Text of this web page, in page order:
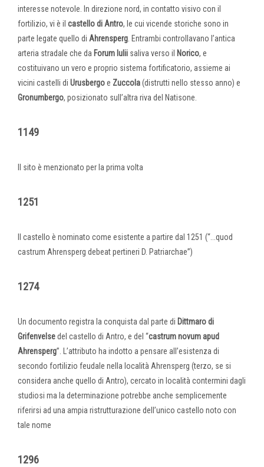
interesse notevole. In direzione nord, in contatto visivo con il
fortilizio, vi è il castello di Antro, le cui vicende storiche sono in
parte legate quello di Ahrensperg . Entrambi controllavano l’antica
arteria stradale che da Forum Iulii saliva verso il Norico, e
costituivano un vero e proprio sistema fortificatorio, assieme ai
vicini castelli di Urusbergoe Zuccola(distrutti nello stesso anno) e
Gronumbergo, posizionato sull’altra riva del Natisone.
1149
Il sito è menzionato per la prima volta
1251
Il castello è nominato come esistente a partire dal 1251 (“...quod
castrum Ahrensperg debeat pertineri D. Patriarchae”)
1274
Un documento registra la conquista dal parte di Dittmaro di
Grifenvelsedel castello di Antro, e del “castrum novum apud
Ahrensperg”. L’attributo ha indotto a pensare all’esistenza di
secondo fortilizio feudale nella località Ahrensperg (terzo, se si
considera anche quello di Antro), cercato in località contermini dagli
studiosi ma la determinazione potrebbe anche semplicemente
riferirsi ad una ampia ristrutturazione dell’unico castello noto con
tale nome
1296